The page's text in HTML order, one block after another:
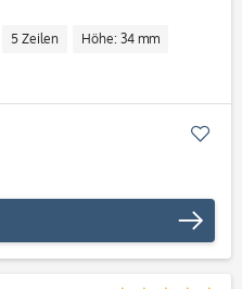
5 Zeilen Höhe: 34 mm